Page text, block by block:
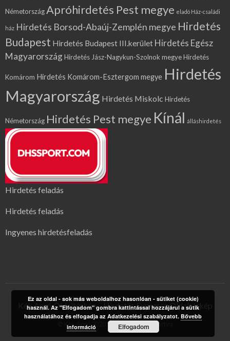
NémetországApróhirdetés Pest megye eladó Ház-családi
ház Hirdetés Borsod-Abaúj-Zemplén megye Hirdetés
Budapest Hirdetés Budapest III.kerület Hirdetés Egész
MagyarországHirdetés Jász-Nagykun-Szolnok megyeHirdetés
Komárom Hirdetés Komárom-Esztergom megye Hirdetés
Magyarország Hirdetés Miskolc Hirdetés
Németország Hirdetés Pest megye Kínál álláshirdetés
Hirdetés feladás
Hirdetés feladás
Ingyenes hirdetésfeladás
Kék Apró Oldaltérkép Hirdetés Expressz Oldaltérkép
© Kék Apró 2020 | Minden jog fenntartva
Ez az oldal - sok más weboldalhoz hasonlóan - sütiket (cookie)
használ. Az "Elfogadom" gombra kattintással hozzájárul a sütik
használatához és elfogadja az Adatkezelési szabályzatot.Bővebb
információ
Elfogadom